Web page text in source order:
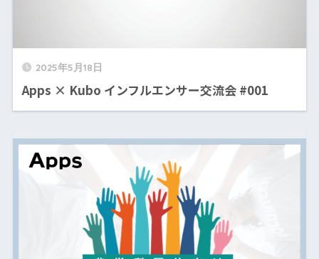
2025年5月18日
Apps × Kubo インフルエンサー交流会 #001